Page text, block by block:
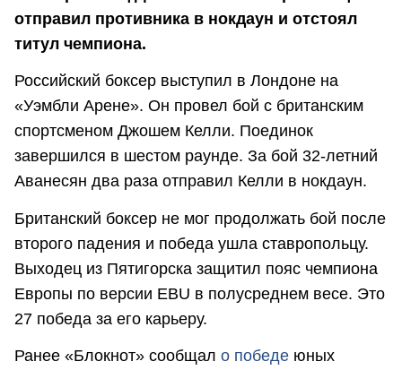
отправил противника в нокдаун и отстоял
титул чемпиона.
Российский боксер выступил в Лондоне на
«Уэмбли Арене». Он провел бой с британским
спортсменом Джошем Келли. Поединок
завершился в шестом раунде. За бой 32-летний
Аванесян два раза отправил Келли в нокдаун.
Британский боксер не мог продолжать бой после
второго падения и победа ушла ставропольцу.
Выходец из Пятигорска защитил пояс чемпиона
Европы по версии EBU в полусреднем весе. Это
27 победа за его карьеру.
Ранее «Блокнот» сообщал о победе юных